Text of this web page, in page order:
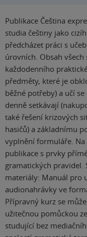
Publikace Čeština
studia češtiny jako
předcházet práci s
úrovních. Obsah
každodenního
předměty, které je
běžné potřeby) a učí
denně setkávají
také řešení krizových
hasičů) a základnímu
vyplnění formuláře.
publikace s prvky
gramatických pravidel.
materiály: Manuál pro
audionahrávky ve
Přípravný kurz se
užitečnou pomůckou
studující bez